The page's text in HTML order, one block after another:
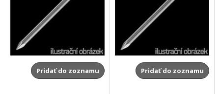
Pridať do zoznamu Pridať do zoznamu